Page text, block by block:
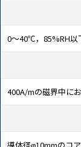
0～40℃，85%RH以
400A/mの磁界中に